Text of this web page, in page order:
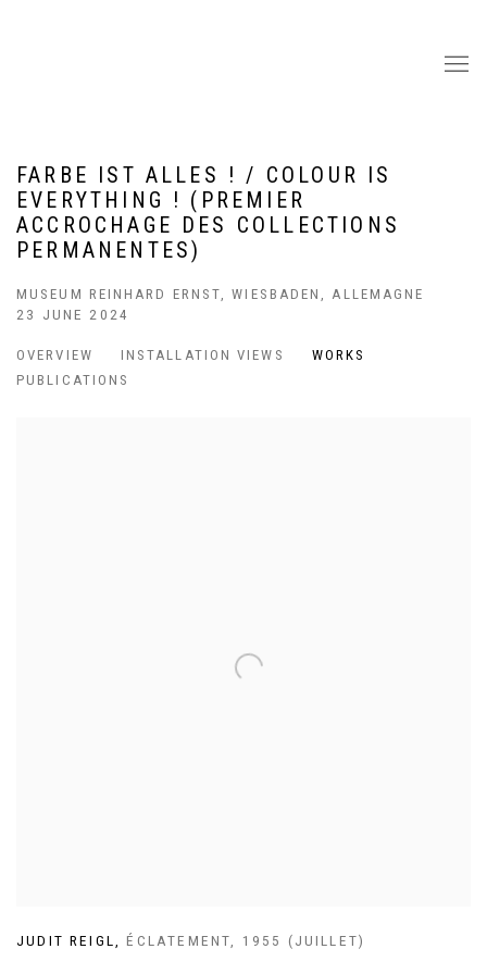
FARBE IST ALLES ! / COLOUR IS
EVERYTHING ! (PREMIER
ACCROCHAGE DES COLLECTIONS
PERMANENTES)
MUSEUM REINHARD ERNST, WIESBADEN, ALLEMAGNE
23 JUNE 2024
OVERVIEW INSTALLATION VIEWS
WORKS
PUBLICATIONS
JUDIT REIGL ,ÉCLATEMENT 1955 (JUILLET)